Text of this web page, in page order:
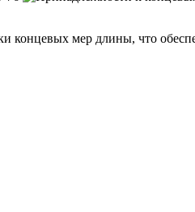
концевых мер длины, что